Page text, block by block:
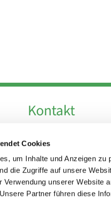
Cookies
um Inhalte und Anzeigen
die Zugriffe auf unsere
Verwendung unserer Website
Partner führen diese
Kontakt
Fax +49 30 924 54 18
E-Mailinfo@theresa-
Kirchenvorstand